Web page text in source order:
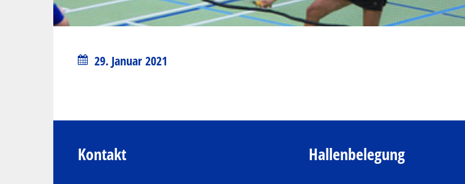
29. Januar 2021
Kontakt Hallenbelegung